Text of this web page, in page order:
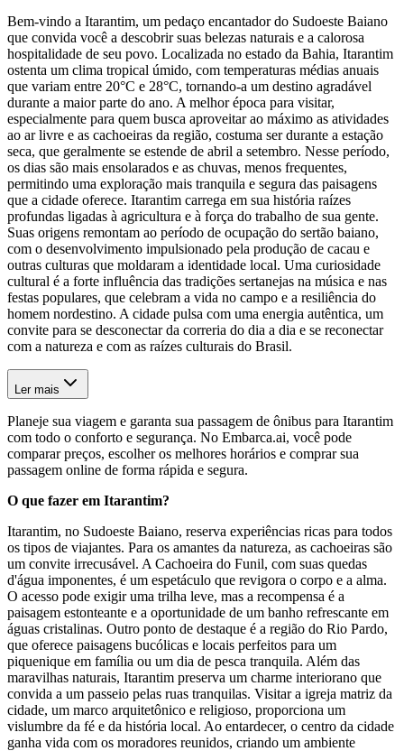
Bem-vindo a Itarantim, um pedaço encantador do Sudoeste Baiano
que convida você a descobrir suas belezas naturais e a calorosa
hospitalidade de seu povo. Localizada no estado da Bahia, Itarantim
ostenta um clima tropical úmido, com temperaturas médias anuais
que variam entre 20°C e 28°C, tornando-a um destino agradável
durante a maior parte do ano. A melhor época para visitar,
especialmente para quem busca aproveitar ao máximo as atividades
ao ar livre e as cachoeiras da região, costuma ser durante a estação
seca, que geralmente se estende de abril a setembro. Nesse período,
os dias são mais ensolarados e as chuvas, menos frequentes,
permitindo uma exploração mais tranquila e segura das paisagens
que a cidade oferece. Itarantim carrega em sua história raízes
profundas ligadas à agricultura e à força do trabalho de sua gente.
Suas origens remontam ao período de ocupação do sertão baiano,
com o desenvolvimento impulsionado pela produção de cacau e
outras culturas que moldaram a identidade local. Uma curiosidade
cultural é a forte influência das tradições sertanejas na música e nas
festas populares, que celebram a vida no campo e a resiliência do
homem nordestino. A cidade pulsa com uma energia autêntica, um
convite para se desconectar da correria do dia a dia e se reconectar
com a natureza e com as raízes culturais do Brasil.
Ler mais
Planeje sua viagem e garanta sua passagem de ônibus para Itarantim
com todo o conforto e segurança. No Embarca.ai, você pode
comparar preços, escolher os melhores horários e comprar sua
passagem online de forma rápida e segura.
O que fazer em Itarantim?
Itarantim, no Sudoeste Baiano, reserva experiências ricas para todos
os tipos de viajantes. Para os amantes da natureza, as cachoeiras são
um convite irrecusável. A Cachoeira do Funil, com suas quedas
d'água imponentes, é um espetáculo que revigora o corpo e a alma.
O acesso pode exigir uma trilha leve, mas a recompensa é a
paisagem estonteante e a oportunidade de um banho refrescante em
águas cristalinas. Outro ponto de destaque é a região do Rio Pardo,
que oferece paisagens bucólicas e locais perfeitos para um
piquenique em família ou um dia de pesca tranquila. Além das
maravilhas naturais, Itarantim preserva um charme interiorano que
convida a um passeio pelas ruas tranquilas. Visitar a igreja matriz da
cidade, um marco arquitetônico e religioso, proporciona um
vislumbre da fé e da história local. Ao entardecer, o centro da cidade
ganha vida com os moradores reunidos, criando um ambiente